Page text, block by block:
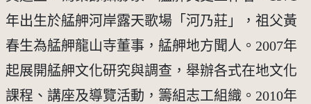
年出生於艋舺河岸露天歌場「河乃莊」，祖父黃
春生為艋舺龍山寺董事，艋舺地方聞人。2007年
起展開艋舺文化研究與調查，舉辦各式在地文化
課程、講座及導覽活動，籌組志工組織。2010年